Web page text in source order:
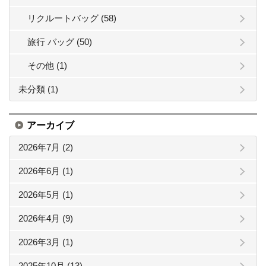
リクルートバッグ (58)
旅行 バッグ (50)
その他 (1)
未分類 (1)
アーカイブ
2026年7月 (2)
2026年6月 (1)
2026年5月 (1)
2026年4月 (9)
2026年3月 (1)